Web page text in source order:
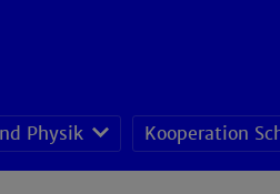
Physik Kooperation